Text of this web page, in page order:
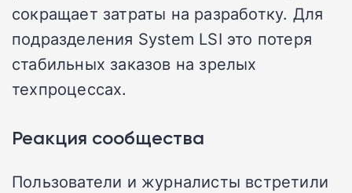
сокращает затраты на разработку. Для
подразделения System LSI это потеря
стабильных заказов на зрелых
техпроцессах.
Реакция сообщества
Пользователи и журналисты встретили